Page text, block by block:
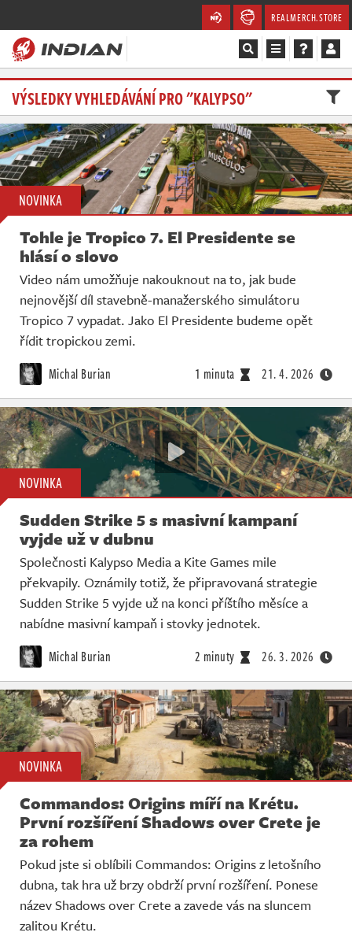
REALMERCH.STORE
Magazín
Recenze
Videa
Soutěže
Databáze
Komunita
Redakce
Živě
VÝSLEDKY VYHLEDÁVÁNÍ PRO "KALYPSO"
NOVINKA
Tohle je Tropico 7. El Presidente se
hlásí o slovo
Video nám umožňuje nakouknout na to, jak bude
nejnovější díl stavebně-manažerského simulátoru
Tropico 7 vypadat. Jako El Presidente budeme opět
řídit tropickou zemi.
Michal Burian 1 minuta 21. 4. 2026
NOVINKA
Sudden Strike 5 s masivní kampaní
vyjde už v dubnu
Společnosti Kalypso Media a Kite Games mile
překvapily. Oznámily totiž, že připravovaná strategie
Sudden Strike 5 vyjde už na konci příštího měsíce a
nabídne masivní kampaň i stovky jednotek.
Michal Burian 2 minuty 26. 3. 2026
NOVINKA
Commandos: Origins míří na Krétu.
První rozšíření Shadows over Crete je
za rohem
Pokud jste si oblíbili Commandos: Origins z letošního
dubna, tak hra už brzy obdrží první rozšíření. Ponese
název Shadows over Crete a zavede vás na sluncem
zalitou Krétu.